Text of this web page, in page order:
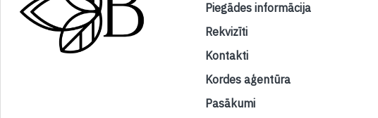
Piegādes informācija
Rekvizīti
Kontakti
Kordes aģentūra
Pasākumi